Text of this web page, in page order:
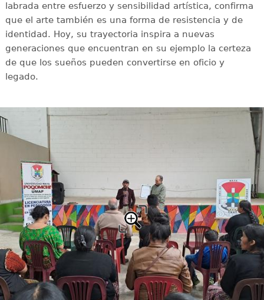
labrada entre esfuerzo y sensibilidad artística, confirma
que el arte también es una forma de resistencia y de
identidad. Hoy, su trayectoria inspira a nuevas
generaciones que encuentran en su ejemplo la certeza
de que los sueños pueden convertirse en oficio y
legado.